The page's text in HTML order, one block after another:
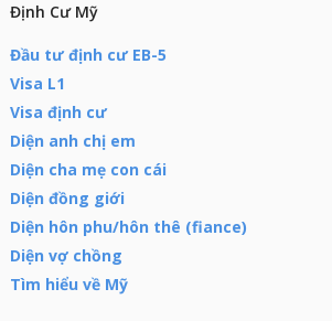
Định Cư Mỹ
Đầu tư định cư EB-5
Visa L1
Visa định cư
Diện anh chị em
Diện cha mẹ con cái
Diện đồng giới
Diện hôn phu/hôn thê (fiance)
Diện vợ chồng
Tìm hiểu về Mỹ